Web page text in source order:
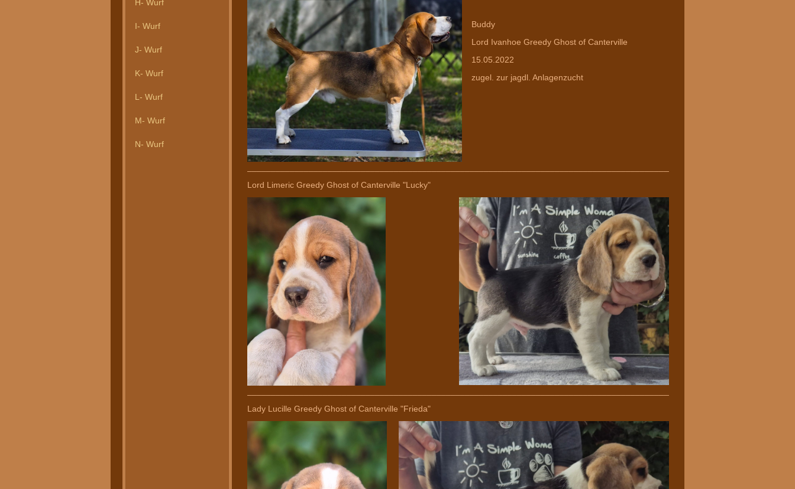
H- Wurf
I- Wurf
J- Wurf
K- Wurf
L- Wurf
M- Wurf
N- Wurf
Buddy
Lord Ivanhoe Greedy Ghost of Canterville
15.05.2022
zugel. zur jagdl. Anlagenzucht
Lord Limeric Greedy Ghost of Canterville "Lucky"
Lady Lucille Greedy Ghost of Canterville "Frieda"